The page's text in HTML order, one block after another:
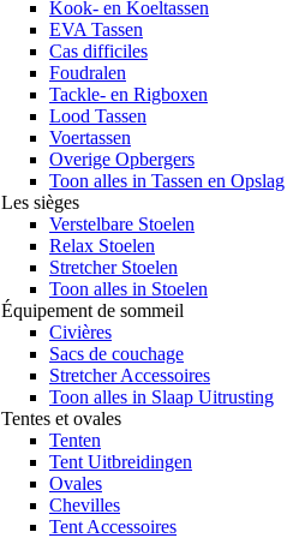
Kook- en Koeltassen
EVA Tassen
Cas difficiles
Foudralen
Tackle- en Rigboxen
Lood Tassen
Voertassen
Overige Opbergers
Toon alles in Tassen en Opslag
Les sièges
Verstelbare Stoelen
Relax Stoelen
Stretcher Stoelen
Toon alles in Stoelen
Équipement de sommeil
Civières
Sacs de couchage
Stretcher Accessoires
Toon alles in Slaap Uitrusting
Tentes et ovales
Tenten
Tent Uitbreidingen
Ovales
Chevilles
Tent Accessoires